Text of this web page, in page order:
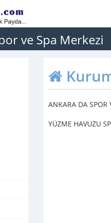
ve Spa Merkezi
ANKARA DA SPOR
YÜZME HAVUZU